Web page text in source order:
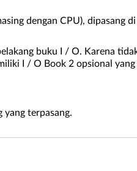
dengan CPU), dipasang
buku I / O. Karena
I / O Book 2 opsional
yang terpasang.